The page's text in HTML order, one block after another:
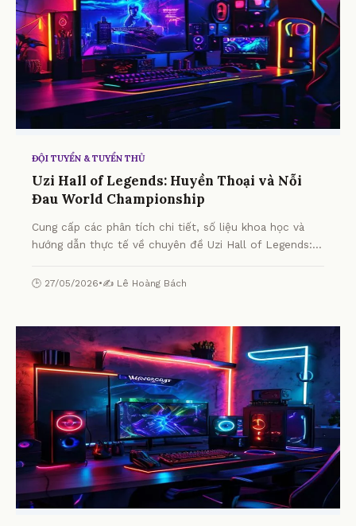
ĐỘI TUYỂN & TUYỂN THỦ
Uzi Hall of Legends: Huyền Thoại và Nỗi
Đau World Championship
Cung cấp các phân tích chi tiết, số liệu khoa học và
hướng dẫn thực tế về chuyên đề Uzi Hall of Legends:
chuyên gia.
🕒 27/05/2026•✍️ Lê Hoàng Bách